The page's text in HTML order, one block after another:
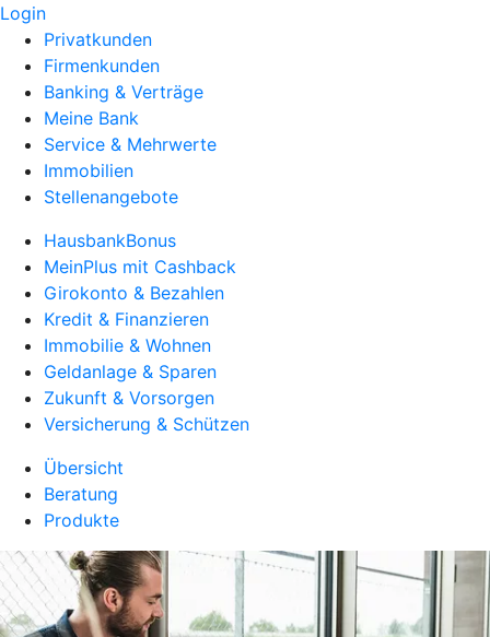
Login
Privatkunden
Firmenkunden
Banking & Verträge
Meine Bank
Service & Mehrwerte
Immobilien
Stellenangebote
HausbankBonus
MeinPlus mit Cashback
Girokonto & Bezahlen
Kredit & Finanzieren
Immobilie & Wohnen
Geldanlage & Sparen
Zukunft & Vorsorgen
Versicherung & Schützen
Übersicht
Beratung
Produkte